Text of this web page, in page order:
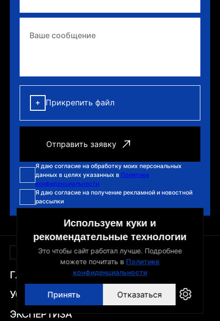
Прикрепить файл
Я даю согласие на обработку моих персональных
данных в целях указанных в Политике
конфиденциальности
Я даю согласие на получение рекламной и новостной
рассылки
Используем куки и
рекомендательные технологии
Это чтобы сайт работал лучше. Подробнее
можете почитать в Политике
конфиденциальности
Принять Отказаться
Навигация
ГЛАВНАЯ
УСЛУГИ
ЭКСПЕРТИЗА